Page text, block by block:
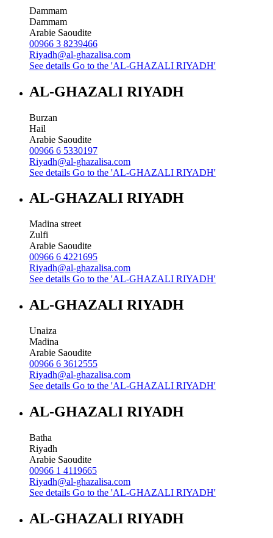
Dammam
Dammam
Arabie Saoudite
00966 3 8239466
Riyadh@al-ghazalisa.com
See details Go to the 'AL-GHAZALI RIYADH'
AL-GHAZALI RIYADH
Burzan
Hail
Arabie Saoudite
00966 6 5330197
Riyadh@al-ghazalisa.com
See details Go to the 'AL-GHAZALI RIYADH'
AL-GHAZALI RIYADH
Madina street
Zulfi
Arabie Saoudite
00966 6 4221695
Riyadh@al-ghazalisa.com
See details Go to the 'AL-GHAZALI RIYADH'
AL-GHAZALI RIYADH
Unaiza
Madina
Arabie Saoudite
00966 6 3612555
Riyadh@al-ghazalisa.com
See details Go to the 'AL-GHAZALI RIYADH'
AL-GHAZALI RIYADH
Batha
Riyadh
Arabie Saoudite
00966 1 4119665
Riyadh@al-ghazalisa.com
See details Go to the 'AL-GHAZALI RIYADH'
AL-GHAZALI RIYADH